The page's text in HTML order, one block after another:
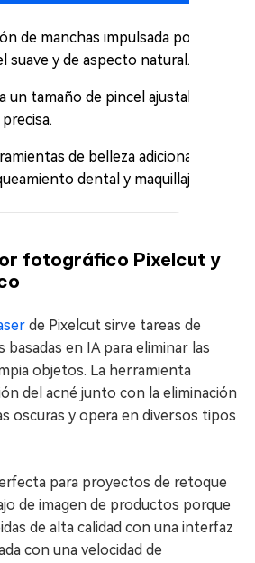
de manchas impulsada por IA
suave y de aspecto natural.
un tamaño de pincel ajustable para
de belleza adicionales
dental y maquillaje.
fotográfico Pixelcut y
de Pixelcut sirve tareas de
basadas en IA para eliminar las
objetos. La herramienta
del acné junto con la eliminación
oscuras y opera en diversos tipos
para proyectos de retoque
de imagen de productos porque
de alta calidad con una interfaz
con una velocidad de